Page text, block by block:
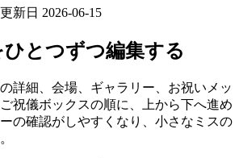
更新日 2026-06-15
とつずつ編集する
詳細、会場、ギャラリー、お祝いメッ
祝儀ボックスの順に、上から下へ進め
の確認がしやすくなり、小さなミスの